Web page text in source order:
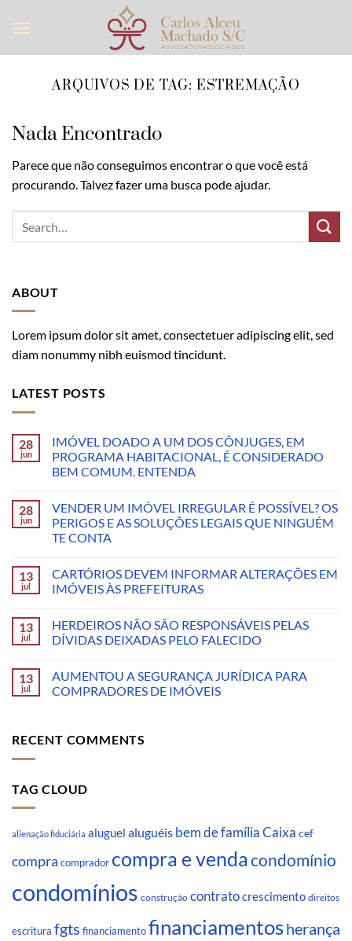
ARQUIVOS DE TAG: ESTREMAÇÃO
Nada Encontrado
Parece que não conseguimos encontrar o que você está
procurando. Talvez fazer uma busca pode ajudar.
ABOUT
Lorem ipsum dolor sit amet, consectetuer adipiscing elit, sed
diam nonummy nibh euismod tincidunt.
LATEST POSTS
28
jun
IMÓVEL DOADO A UM DOS CÔNJUGES, EM
PROGRAMA HABITACIONAL, É CONSIDERADO
BEM COMUM. ENTENDA
28
jun
VENDER UM IMÓVEL IRREGULAR É POSSÍVEL? OS
PERIGOS E AS SOLUÇÕES LEGAIS QUE NINGUÉM
TE CONTA
13
jul
CARTÓRIOS DEVEM INFORMAR ALTERAÇÕES EM
IMÓVEIS ÀS PREFEITURAS
13
jul
HERDEIROS NÃO SÃO RESPONSÁVEIS PELAS
DÍVIDAS DEIXADAS PELO FALECIDO
13
jul
AUMENTOU A SEGURANÇA JURÍDICA PARA
COMPRADORES DE IMÓVEIS
RECENT COMMENTS
TAG CLOUD
alienação fiduciária aluguel aluguéis bem de família Caixa cef
compra comprador compra e vendacondomínio
condomínios construção contratocrescimento direitos
escritura fgts financiamentofinanciamentosherança